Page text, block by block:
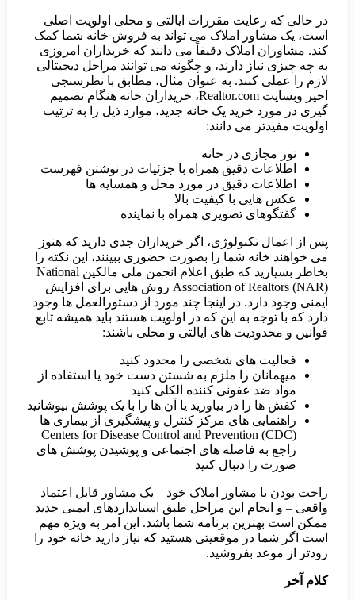
مقررات ایالتی و محلی اولویت اصلی
املاک می تواند به فروش خانه شما کمک
دقیقاً می دانند که خریداران امروزی
دارند، و چگونه می توانند مراحل دیجیتالی
به عنوان مثال، مطابق با نظرسنجی
احیر وبسایت Realtor.com، خریداران خانه هنگام تصمیم
یک خانه جدید، موارد ذیل را به ترتیب
می دانند:
در خانه
دقیق همراه با جزئیات در نوشتن فهرست
دقیق در مورد محل و همسایه ها
با کیفیت بالا
تصویری همراه با نماینده
اگر خریداران جدی دارید که هنوز
شما را بصورت حضوری ببینند، این نکته را
بخاطر بسپارید که طبق اعلام انجمن ملی مالکین National
Association of Realtors (NAR) روش هایی برای افزایش
در اینجا چند مورد از دستورالعمل ها وجود
به این که در اولویت هستند باید همیشه تابع
های ایالتی و محلی باشند:
های شخصی را محدود کنید
را ملزم به شستن دست خود یا استفاده از
عفونی کننده الکلی کنید
در بیاورید یا آن ها را با یک پوشش بپوشانید
های مرکز کنترل و پیشگیری از بیماری ها
Centers for Disease Control and
فاصله های اجتماعی و پوشیدن پوشش های
دنبال کنید
املاک خود – یک مشاور قابل اعتماد
این مراحل طبق استانداردهای ایمنی جدید
برنامه شما باشد. این امر به ویژه مهم
موقعیتی هستید که نیاز دارید خانه خود را
بفروشید.